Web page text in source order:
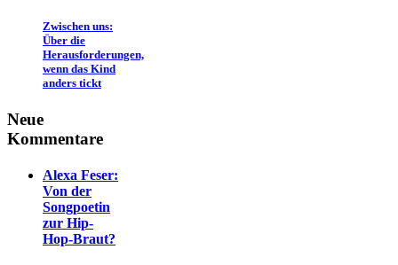
Zwischen uns:
Über die
Herausforderungen,
wenn das Kind
anders tickt
Neue
Kommentare
Alexa Feser:
Von der
Songpoetin
zur Hip-
Hop-Braut?